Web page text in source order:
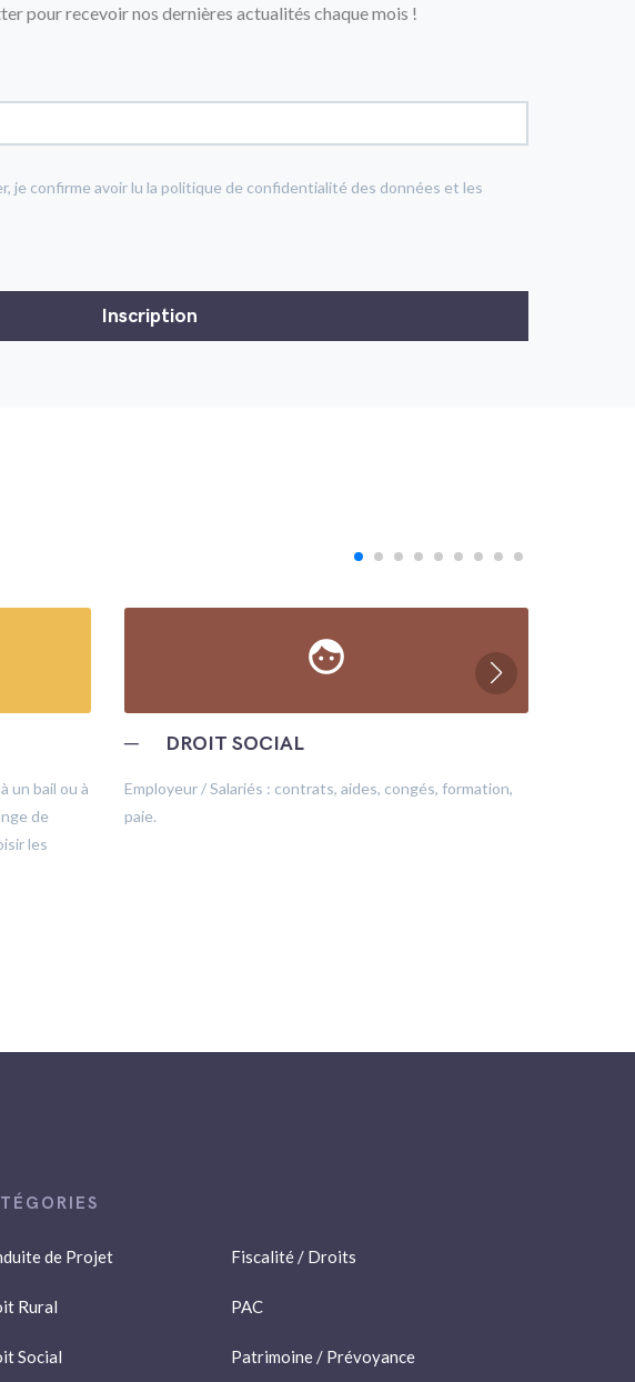
pour recevoir nos dernières actualités chaque mois !
je confirme avoir lu la politique de confidentialité des données et les
un bail ou à
de
les
face
─ DROIT SOCIAL
Employeur / Salariés : contrats, aides, congés, formation,
paie.
de Projet
Rural
Social
Fiscalité / Droits
PAC
Patrimoine / Prévoyance